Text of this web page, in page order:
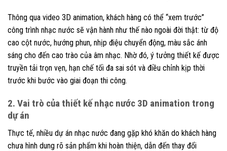
Thông qua video 3D animation, khách hàng có thể “xem trước”
công trình nhạc nước sẽ vận hành như thế nào ngoài đời thật: từ độ
cao cột nước, hướng phun, nhịp điệu chuyển động, màu sắc ánh
sáng cho đến cao trào của âm nhạc. Nhờ đó, ý tưởng thiết kế được
truyền tải trọn vẹn, hạn chế tối đa sai sót và điều chỉnh kịp thời
trước khi bước vào giai đoạn thi công.
2. Vai trò của thiết kế nhạc nước 3D animation trong
dự án
Thực tế, nhiều dự án nhạc nước đang gặp khó khăn do khách hàng
chưa hình dung rõ sản phẩm khi hoàn thiện, dẫn đến thay đổi